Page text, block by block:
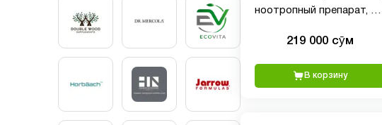
ноотропный препарат, 30
219 000 сӯм
В корзину